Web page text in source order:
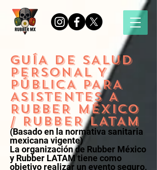
GUÍA DE SALUD
PERSONAL Y
PÚBLICA PARA
ASISTENTES A
RUBBER MÉXICO
/ RUBBER LATAM
(Basado en la normativa sanitaria
mexicana vigente)
La organización de Rubber México
y Rubber LATAM tiene como
objetivo realizar un evento seguro,